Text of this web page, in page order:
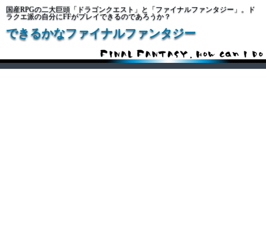
国産RPGの二大巨頭「ドラゴンクエスト」と「ファイナルファンタジー」。ド
ラクエ派の自分にFFがプレイできるのであろうか？
できるかなファイナルファンタジー